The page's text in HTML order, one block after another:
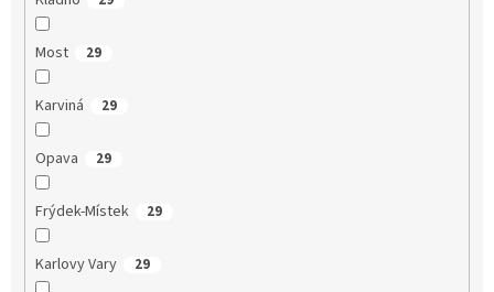
Most 29
Karviná 29
Opava 29
Frýdek-Místek 29
Karlovy Vary 29